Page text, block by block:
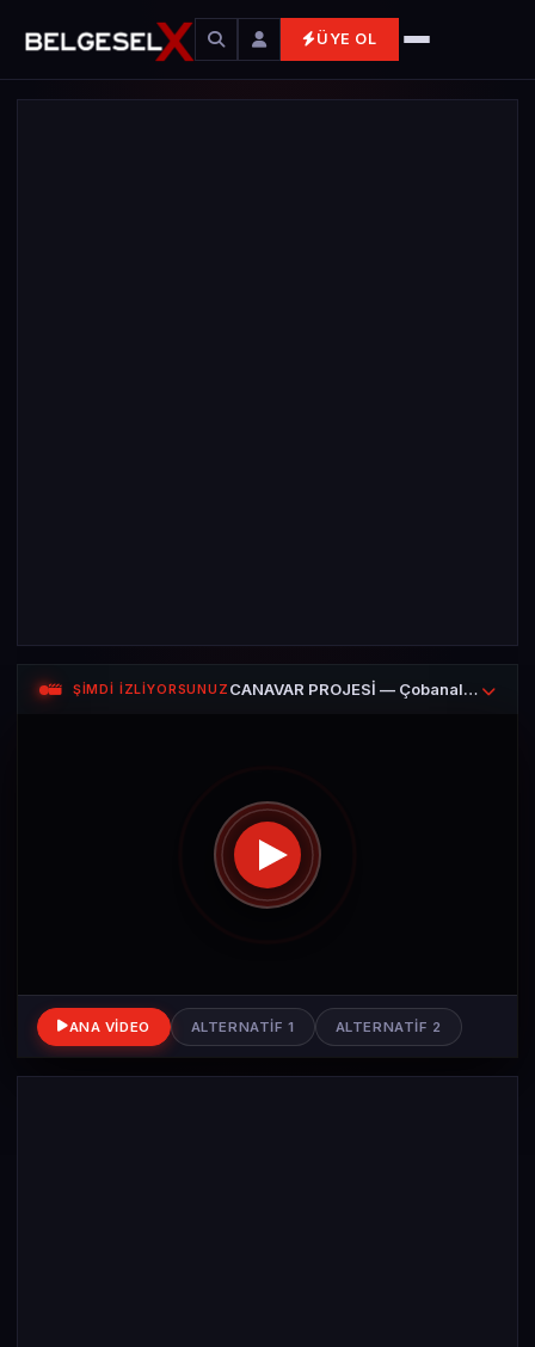
ÜYE OL
ŞİMDİ İZLİYORSUNUZ CANAVAR PROJESİ — Çobanaldatan
ANA VIDEO ALTERNATIF 1 ALTERNATIF 2